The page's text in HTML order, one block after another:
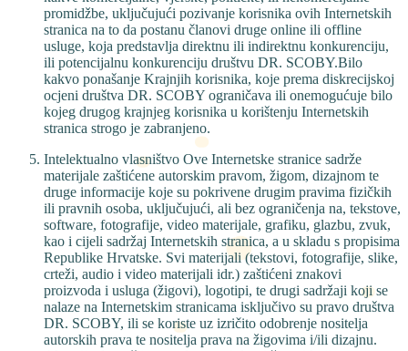
promidžbe, uključujući pozivanje korisnika ovih Internetskih
stranica na to da postanu članovi druge online ili offline
usluge, koja predstavlja direktnu ili indirektnu konkurenciju,
ili potencijalnu konkurenciju društvu DR. SCOBY.Bilo
kakvo ponašanje Krajnjih korisnika, koje prema diskrecijskoj
ocjeni društva DR. SCOBY ograničava ili onemogućuje bilo
kojeg drugog krajnjeg korisnika u korištenju Internetskih
stranica strogo je zabranjeno.
Intelektualno vlasništvo Ove Internetske stranice sadrže
materijale zaštićene autorskim pravom, žigom, dizajnom te
druge informacije koje su pokrivene drugim pravima fizičkih
ili pravnih osoba, uključujući, ali bez ograničenja na, tekstove,
software, fotografije, video materijale, grafiku, glazbu, zvuk,
kao i cijeli sadržaj Internetskih stranica, a u skladu s propisima
Republike Hrvatske. Svi materijali (tekstovi, fotografije, slike,
crteži, audio i video materijali idr.) zaštićeni znakovi
proizvoda i usluga (žigovi), logotipi, te drugi sadržaji koji se
nalaze na Internetskim stranicama isključivo su pravo društva
DR. SCOBY, ili se koriste uz izričito odobrenje nositelja
autorskih prava te nositelja prava na žigovima i/ili dizajnu.